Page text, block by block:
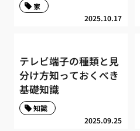
2025.10.17
家
テレビ端子の種類と見
分け方知っておくべき
基礎知識
2025.09.25
知識